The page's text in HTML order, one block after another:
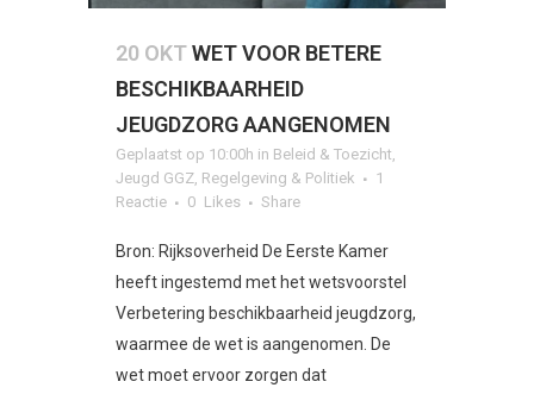
20 OKTWET VOOR BETERE
BESCHIKBAARHEID
JEUGDZORG AANGENOMEN
Geplaatst op 10:00h in Beleid & Toezicht,
Jeugd GGZ, Regelgeving & Politiek
1
Reactie
0 Likes Share
Bron: Rijksoverheid De Eerste Kamer
heeft ingestemd met het wetsvoorstel
Verbetering beschikbaarheid jeugdzorg,
waarmee de wet is aangenomen. De
wet moet ervoor zorgen dat